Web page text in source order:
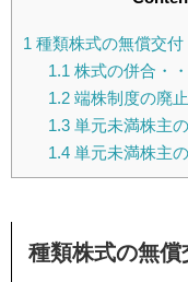
1 種類株式の無償交付
1.1 株式の併合・・
1.2端株制度の廃止
1.3単元未満株主
1.4単元未満株主
種類株式の無償